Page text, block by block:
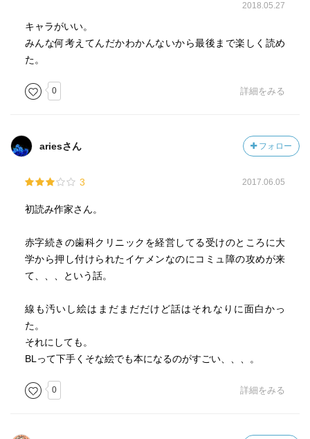
2018.05.27
キャラがいい。
みんな何考えてんだかわかんないから最後まで楽しく読め
た。
0 詳細をみる
ariesさん フォロー
3 2017.06.05
初読み作家さん。
赤字続きの歯科クリニックを経営してる受けのところに大
学から押し付けられたイケメンなのにコミュ障の攻めが来
て、、、という話。
線も汚いし絵はまだまだだけど話はそれなりに面白かっ
た。
それにしても。
BLって下手くそな絵でも本になるのがすごい、、、。
0 詳細をみる